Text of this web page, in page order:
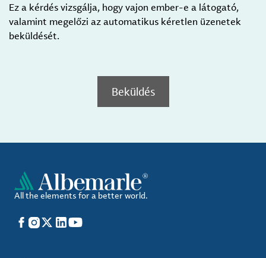
Ez a kérdés vizsgálja, hogy vajon ember-e a látogató,
valamint megelőzi az automatikus kéretlen üzenetek
beküldését.
Beküldés
All the elements for a better world.
Facebook
Instagram
X LinkedIn
YouTube